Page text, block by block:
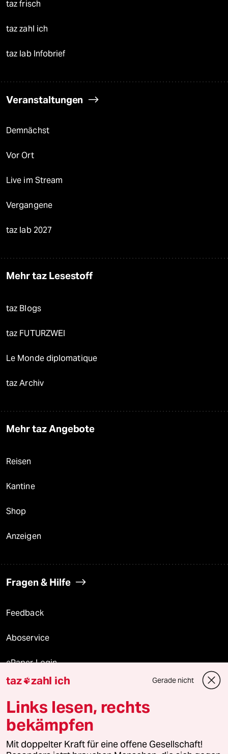
taz frisch
taz zahl ich
taz lab Infobrief
Veranstaltungen
Demnächst
Vor Ort
Live im Stream
Vergangene
taz lab 2027
Mehr taz Lesestoff
taz Blogs
taz FUTURZWEI
Le Monde diplomatique
taz Archiv
Mehr taz Angebote
Reisen
Kantine
Shop
Anzeigen
Fragen & Hilfe
Feedback
Aboservice
ePaper Login
Downloads für Abonnierende
© 2026 taz Verlags und Vertriebs GmbH
Alle Rechte vorbehalten. Bei rechtlichen Fragen oder für Genehmigungen
wenden Sie sich bitte an
lizenzen@taz.de
taz zahl ich Gerade nicht
Links lesen, rechts
bekämpfen
Mit doppelter Kraft für eine offene Gesellschaft!